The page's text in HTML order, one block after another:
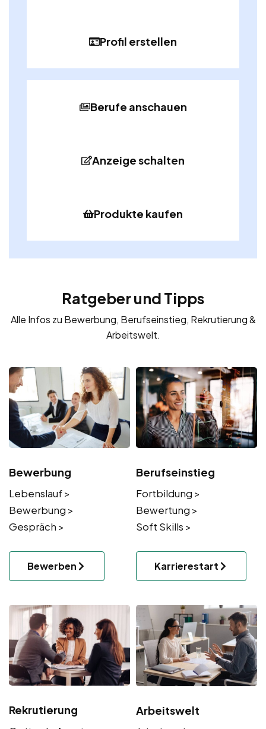
Profil erstellen
Berufe anschauen
Anzeige schalten
Produkte kaufen
Ratgeber und Tipps
Alle Infos zu Bewerbung, Berufseinstieg, Rekrutierung &
Arbeitswelt.
Bewerbung
Lebenslauf >
Bewerbung >
Gespräch >
Bewerben
Berufseinstieg
Fortbildung >
Bewertung >
Soft Skills >
Karrierestart
Rekrutierung Arbeitswelt